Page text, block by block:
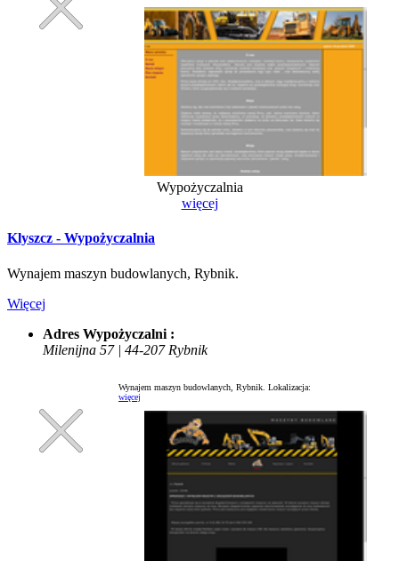
Wypożyczalnia
więcej
Klyszcz - Wypożyczalnia
Wynajem maszyn budowlanych, Rybnik.
Więcej
Adres Wypożyczalni :
Milenijna 57 | 44-207 Rybnik
Wynajem maszyn budowlanych, Rybnik. Lokalizacja:
więcej